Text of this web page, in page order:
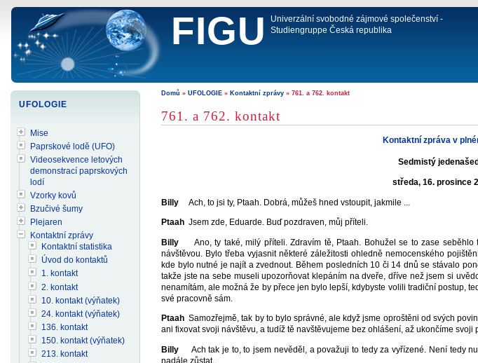
FIGU Univerzální svobodné zájmové společenství -
Studiengruppe Česká republika
Domů » UFOLOGIE » Kontaktní zprávy » 761. a 762. kontakt
761. a 762. kontakt
Kontaktní zpráva v
Sedmistý
středa, 16. prosince
Billy Ach, to jsi ty, Ptaah. Dobrá, můžeš hned vstoupit, jakmile ...
Ptaah Jsem zde, Eduarde. Buď pozdraven, můj příteli.
Billy Ano, ty také, milý příteli. Zdravím tě, Ptaah. Bohužel se to zase
návštěvou. Bylo třeba vyjasnit některé záležitosti ohledně nemocenského
kde bylo nutné je najít a zvednout. Během posledních 10 či 14 dnů se stávalo
takže jste na sebe museli upozorňovat klepáním na dveře, dříve než jsem si
nenamítám, ale možná že by přece jen bylo lepší, kdybyste volili tradiční postup,
své pracovně sám.
Ptaah Samozřejmě, tak by to bylo správné, ale když jsme oproštěni od svých
ani fixovat svoji návštěvu, a tudíž tě navštěvujeme bez ohlášení, až ukončíme svoji
Billy Ach tak je to, to jsem nevěděl, a považuji to tedy za vyřízené. Není tedy
nadále zůstat.
UFOLOGIE
Mise
Paprskové lodě (UFO)
Videosekvence letových
demonstrací paprskových
lodí
Vzorky kovů
Bzučivé šumy
Plejaren
Kontaktní zprávy
Kontaktní statistika
Úvod do kontaktů
1. kontakt
2. kontakt
10. kontakt (výňatek)
24. kontakt (výňatek)
136. kontakt
150. kontakt (výňatek)
213. kontakt